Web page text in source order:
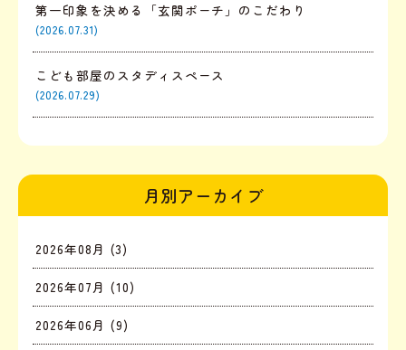
第一印象を決める「玄関ポーチ」のこだわり
(2026.07.31)
こども部屋のスタディスペース
(2026.07.29)
月別アーカイブ
2026年08月 (3)
2026年07月 (10)
2026年06月 (9)